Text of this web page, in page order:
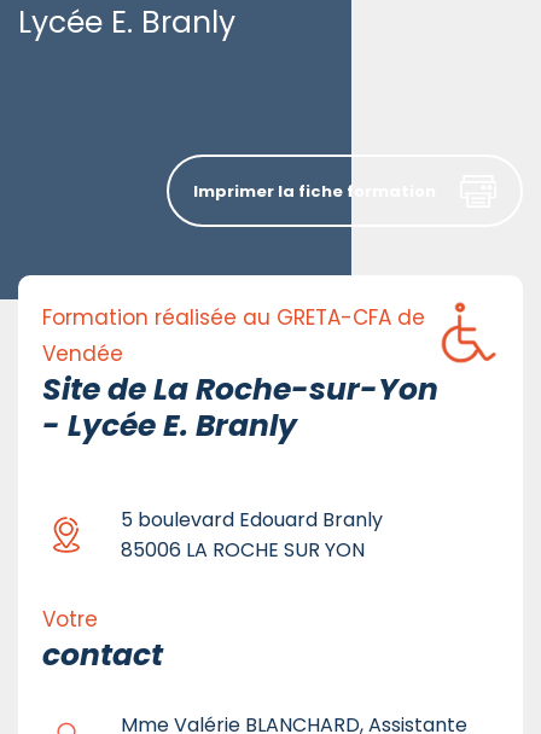
Lycée E. Branly
Formation réalisée au GRETA-CFA de
Vendée
Site de La Roche-sur-Yon
- Lycée E. Branly
5 boulevard Edouard Branly
85006 LA ROCHE SUR YON
Votre
contact
Mme Valérie BLANCHARD, Assistante
Imprimer la fiche formation